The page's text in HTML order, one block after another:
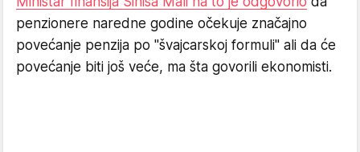
penzionere naredne godine očekuje značajno
povećanje penzija po "švajcarskoj formuli" ali da će
povećanje biti još veće, ma šta govorili ekonomisti.